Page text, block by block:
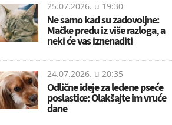
25.07.2026. u 19:30
Ne samo kad su zadovoljne:
Mačke predu iz više razloga, a
neki će vas iznenaditi
24.07.2026. u 20:35
Odlične ideje za ledene pseće
poslastice: Olakšajte im vruće
dane